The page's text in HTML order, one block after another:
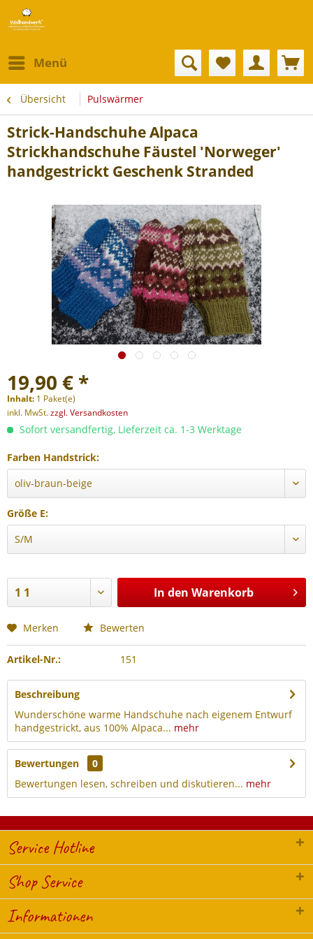
Menü
Übersicht Pulswärmer
Strick-Handschuhe Alpaca
Strickhandschuhe Fäustel 'Norweger'
handgestrickt Geschenk Stranded
19,90 € *
Inhalt: 1 Paket(e)
inkl. MwSt.zzgl. Versandkosten
Sofort versandfertig, Lieferzeit ca. 1-3 Werktage
Farben Handstrick:
Größe E:
In den Warenkorb
Merken Bewerten
Artikel-Nr.: 151
Beschreibung
Wunderschöne warme Handschuhe nach eigenem Entwurf
handgestrickt, aus 100% Alpaca... mehr
Bewertungen
0
Bewertungen lesen, schreiben und diskutieren... mehr
Service Hotline
Shop Service
Informationen